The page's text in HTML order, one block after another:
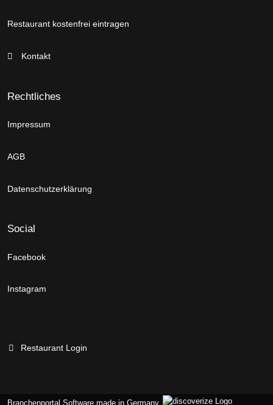
Restaurant kostenfrei eintragen
Kontakt
Rechtliches
Impressum
AGB
Datenschutzerklärung
Social
Facebook
Instagram
Restaurant Login
Branchenportal Software made in Germany